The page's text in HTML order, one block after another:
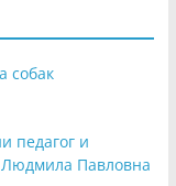
собак
педагог и
Павловна